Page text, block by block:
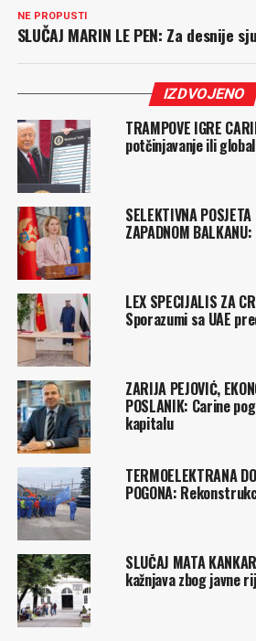
NE PROPUSTI
SLUČAJ MARIN LE PEN: Za desnije
IZDVOJENO
TRAMPOVE IGRE
potčinjavanje ili
SELEKTIVNA
ZAPADNOM
LEX SPECIJALIS ZA
Sporazumi sa UAE
ZARIJA PEJOVIĆ,
POSLANIK: Carine
kapitalu
TERMOELEKTRANA
POGONA:
SLUČAJ MATA
kažnjava zbog javne